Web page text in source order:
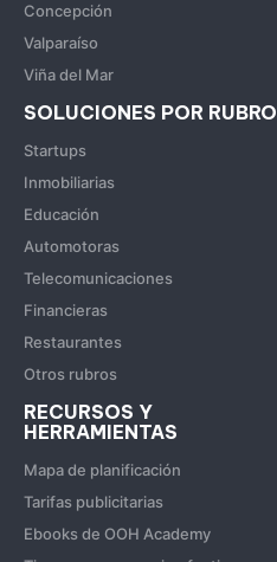
Concepción
Valparaíso
Viña del Mar
SOLUCIONES POR RUBRO
Startups
Inmobiliarias
Educación
Automotoras
Telecomunicaciones
Financieras
Restaurantes
Otros rubros
RECURSOS Y
HERRAMIENTAS
Mapa de planificación
Tarifas publicitarias
Ebooks de OOH Academy